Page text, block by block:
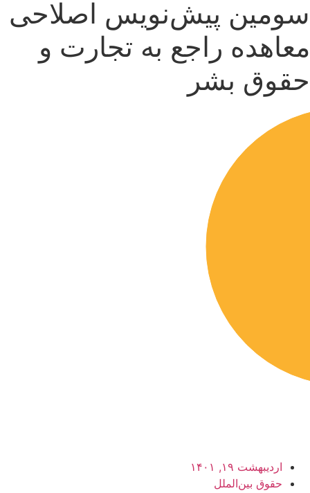
سومین پیش‌نویس اصلاحی
معاهده راجع به تجارت و
حقوق بشر
اردیبهشت ۱۹, ۱۴۰۱
حقوق بین‌الملل